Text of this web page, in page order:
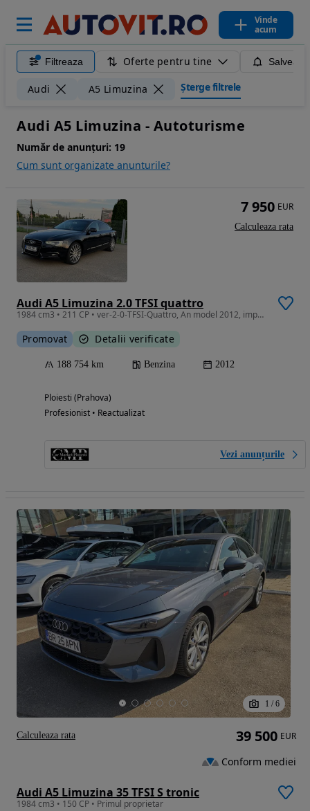
Vinde
acum
Filtreaza Oferte pentru tine
Audi A5 Limuzina Șterge filtrele
Audi A5 Limuzina - Autoturisme
Număr de anunțuri: 19
Cum sunt organizate anunturile?
Audi A5 Limuzina 2.0 TFSI quattro
1984 cm3 • 211 CP • ver-2-0-TFSI-Quattro, An model 2012, import, motorizare benzină 211 CP
Promovat Detalii verificate
188 754 km Benzina 2012
Ploiesti (Prahova)
Profesionist • Reactualizat
Vezi anunțurile
7 950 EUR
Calculeaza rata
1 / 6
Audi A5 Limuzina 35 TFSI S tronic
1984 cm3 • 150 CP • Primul proprietar
39 500 EUR
Conform mediei
Calculeaza rata